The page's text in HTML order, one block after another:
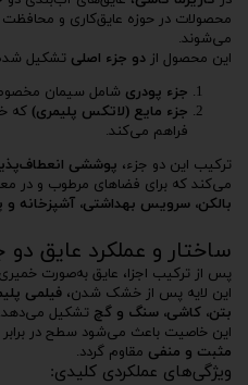
محصولات در حوزه عایق‌کاری و
می‌شوند.
این محصول از دو جزء اصلی تشکیل
جزء پودری شامل سیمان
جزء مایع (لاتکس پلیمری) که
فراهم می‌کند.
ترکیب این دو جزء، پوششی انعطاف‌پذیر، ضد
می‌کند که برای فضاهای مرطوب و در
بالکن، سرویس بهداشتی، آشپزخانه
ساختار و عملکرد عایق دو
پس از ترکیب اجزا، عایق به‌صورت
این لایه پس از خشک شدن، فیلمی
بتن، کاشی، سنگ و گچ تشکیل می‌دهد.
این خاصیت باعث می‌شود سطح در برابر
مثبت و منفی مقاوم گردد.
ویژگی‌های عملکردی کلیدی: